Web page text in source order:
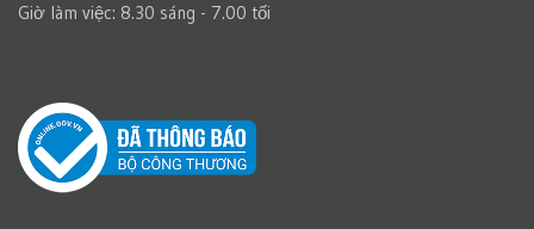
Giờ làm việc: 8.30 sáng - 7.00 tối